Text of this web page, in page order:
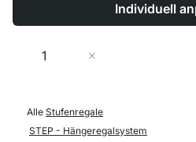
Individuell
Menge
Alle Stufenregale
STEP - Hängeregalsystem